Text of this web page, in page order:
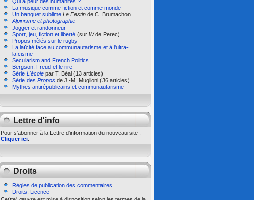
La musique comme fiction et comme monde
Un banquet sublime Le Festin de C. Brumachon
Alpinisme et photographie
Jogger et randonneur
Sport, jeu, fiction et liberté (sur Wde Perec)
Propos mêlés sur le rugby
La laïcité face au communautarisme et à l'ultra-
laïcisme
Secularism and French Politics
Bergson, Freud et le rire
Série L'école par T. Béal (13 articles)
Série des Propos de J.-M. Muglioni (36 articles)
Mythes antirépublicains et communautarisme
Lettre d'info
Pour s'abonner à la Lettre d'information du nouveau site :
Cliquer ici.
Droits
Règles de publication des commentaires
Droits. Licence